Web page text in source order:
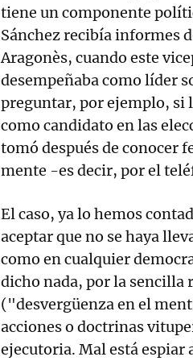
tiene un componente
Sánchez recibía informes
Aragonès, cuando este
desempeñaba como líder
preguntar, por ejemplo, si
como candidato en las
tomó después de conocer
mente -es decir, por el
El caso, ya lo hemos
aceptar que no se haya
como en cualquier
dicho nada, por la sencilla
("desvergüenza en el
acciones o doctrinas
ejecutoria. Mal está espiar